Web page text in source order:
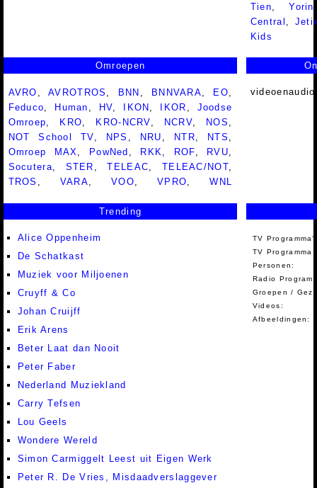
Tien ,Yorin
Central
Kids
Omroepen
AVRO ,AVROTROS , BNN , BNNVARA, EO,
Feduco, Human , HV, IKON , IKOR , Joodse
Omroep, KRO, KRO-NCRV, NCRV, NOS ,
NOT School TV, NPS , NRU , NTR, NTS ,
Omroep MAX, PowNed , RKK, ROF, RVU,
Socutera, STER ,TELEAC, TELEAC/NOT,
TROS , VARA,VOO,VPRO,WNL
Trending
Alice Oppenheim
De Schatkast
Muziek voor Miljoenen
Cruyff & Co
Johan Cruijff
Erik Arens
Beter Laat dan Nooit
Peter Faber
Nederland Muziekland
Carry Tefsen
Lou Geels
Wondere Wereld
Simon Carmiggelt Leest uit Eigen Werk
Peter R. De Vries, Misdaadverslaggever
TV
TV Programma
Personen:
Radio
Groepen /
Videos:
Afbeeldingen: